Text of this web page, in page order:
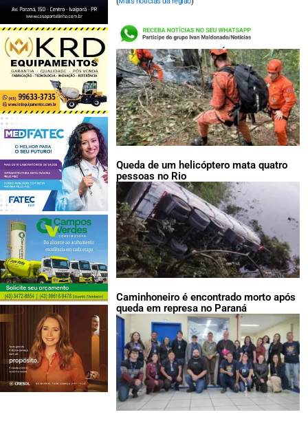
LEIA TAMBÉM:
Queda de um helicóptero mata quatro
pessoas no Rio
Caminhoneiro é encontrado morto após
queda em represa no Paraná